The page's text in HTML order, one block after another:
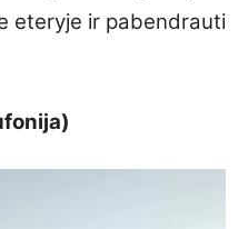
eteryje ir pabendrauti